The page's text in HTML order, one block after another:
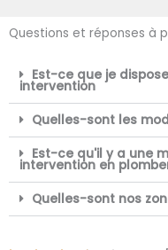
Questions et réponses à
Est-ce que je
intervention
Quelles-sont les
Est-ce qu'il y a une
intervention en
Quelles-sont nos